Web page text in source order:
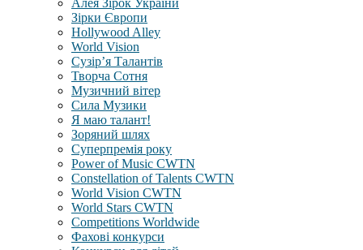
Алея Зірок України
Зірки Європи
Hollywood Alley
World Vision
Сузір’я Талантів
Творча Сотня
Музичний вітер
Сила Музики
Я маю талант!
Зоряний шлях
Суперпремія року
Power of Music CWTN
Constellation of Talents CWTN
World Vision CWTN
World Stars CWTN
Competitions Worldwide
Фахові конкурси